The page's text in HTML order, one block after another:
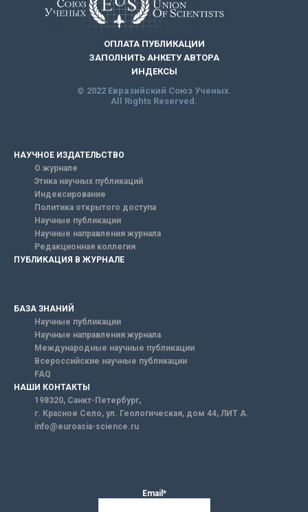
ОПЛАТА ПУБЛИКАЦИИ
ЗАПОЛНИТЬ АНКЕТУ АВТОРА
ИНДЕКСЫ
© 2022 Евразийский Союз Ученых.
All Rights Reserved.
НАУЧНОЕ ИЗДАТЕЛЬСТВО
О журнале
Этика научных публикаций
Индексирование
Политика открытого доступа
Научные публикации
Научные направления журнала
Редакционная коллегия
ПУБЛИКАЦИЯ В ЖУРНАЛЕ
БАЗА ЗНАНИЙ
Научные публикации
Научные направления журнала
Международные научные публикации
Всероссийские научные публикации
FAQ
НАШИ КОНТАКТЫ
198320, Санкт-Петербург,
г. Красное Село, ул. Геологическая, дом 44, ЛИТ А.
info@euroasia-science.ru
Email*